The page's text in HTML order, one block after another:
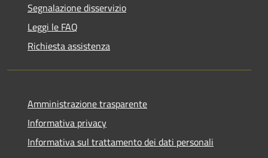
Segnalazione disservizio
Leggi le FAQ
Richiesta assistenza
Amministrazione trasparente
Informativa privacy
Informativa sul trattamento dei dati personali